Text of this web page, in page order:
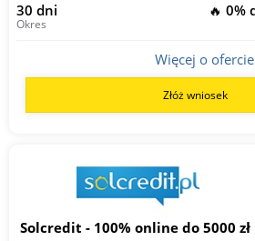
30 dni
Okres
🔥 0%
Więcej o ofercie
Złóż wniosek
Solcredit - 100% online do 5000 zł